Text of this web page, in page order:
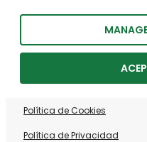
Política de Cookies
Política de Privacidad